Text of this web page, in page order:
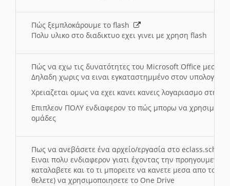
Πώς ξεμπλοκάρουμε το flash
Πολυ υλικο στο διαδικτυο εχει γινει με χρηση flash
Πώς να εχω τις δυνατότητες του Microsoft Office μεσω
Δηλαδη χωρις να ειναι εγκαταστημμένο στον
Χρειαζεται ομως να εχει κανει κανεις λογαριασμο στη
Επιπλεον ΠΟΛΥ ενδιαφερον το πώς μπορω να
ομάδες
Πως να ανεβάσετε ένα αρχείο/εργασία στο eclass.sch.gr
Ειναι πολυ ενδιαφερον γιατι έχοντας την
καταλαβετε και το τι μπορειτε να κανετε μεσα απο το
θελετε) να χρησιμοποιησετε το One Drive